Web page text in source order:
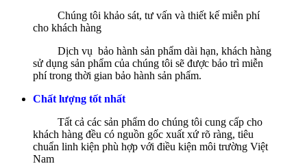
Chúng tôi khảo sát, tư vấn và thiết kế miễn phí
cho khách hàng
Dịch vụ bảo hành sản phẩm dài hạn, khách hàng
sử dụng sản phẩm của chúng tôi sẽ được bảo trì miễn
phí trong thời gian bảo hành sản phẩm.
Chất lượng tốt nhất
Tất cả các sản phẩm do chúng tôi cung cấp cho
khách hàng đều có nguồn gốc xuất xứ rõ ràng, tiêu
chuẩn linh kiện phù hợp với điều kiện môi trường Việt
Nam